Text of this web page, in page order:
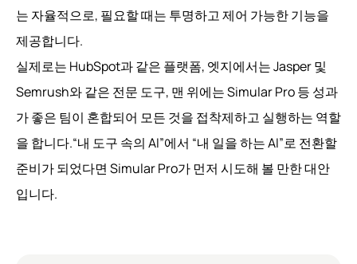
는 자율적으로, 필요할 때는 투명하고 제어 가능한 기능을
제공합니다.
실제로는 HubSpot과 같은 플랫폼, 엣지에서는 Jasper 및
Semrush와 같은 전문 도구, 맨 위에는 Simular Pro 등 성과
가 좋은 팀이 혼합되어 모든 것을 접착제하고 실행하는 역할
을 합니다.“내 도구 속의 AI”에서 “내 일을 하는 AI”로 전환할
준비가 되었다면 Simular Pro가 먼저 시도해 볼 만한 대안
입니다.